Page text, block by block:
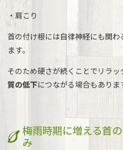
・肩こり
首の付け根には自律神経にも関
ます。
そのため硬さが続くことでリラッ
質の低下につながる場合もありま
梅雨時期に増える首
み